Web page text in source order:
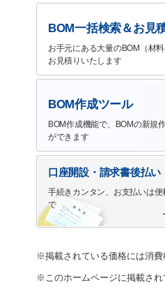
BOM一括検索＆お見
お手元にある大量のBOM（材
お見積りいたします
BOM作成ツール
BOM作成機能で、BOMの新規
ができます
口座開設・請求書後払い
手続きカンタン、お支払いは
で
※掲載されている価格には消費
※このホームページに掲載され